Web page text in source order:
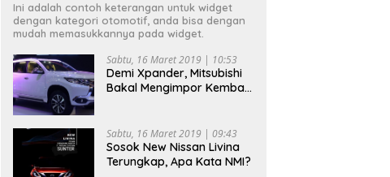
Ini adalah contoh keterangan untuk widget
dengan kategori otomotif, anda bisa dengan
mudah memasukkannya pada widget.
Sabtu, 16 Maret 2019 | 10:53
Demi Xpander, Mitsubishi
Bakal Mengimpor Kembali
Sabtu, 16 Maret 2019 | 09:43
Sosok New Nissan Livina
Terungkap, Apa Kata NMI?